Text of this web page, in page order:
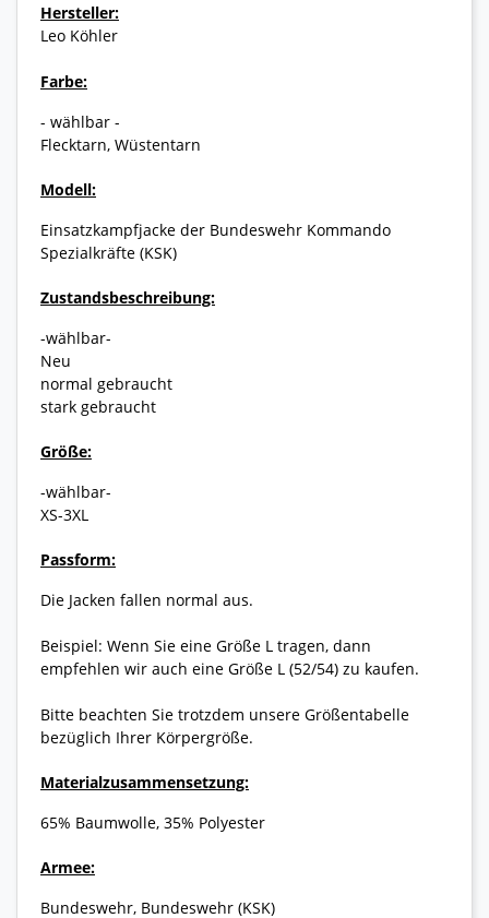
Hersteller:
Leo Köhler
Farbe:
- wählbar -
Flecktarn, Wüstentarn
Modell:
Einsatzkampfjacke der Bundeswehr Kommando
Spezialkräfte (KSK)
Zustandsbeschreibung:
-wählbar-
Neu
normal gebraucht
stark gebraucht
Größe:
-wählbar-
XS-3XL
Passform:
Die Jacken fallen normal aus.
Beispiel: Wenn Sie eine Größe L tragen, dann
empfehlen wir auch eine Größe L (52/54) zu kaufen.
Bitte beachten Sie trotzdem unsere Größentabelle
bezüglich Ihrer Körpergröße.
Materialzusammensetzung:
65% Baumwolle, 35% Polyester
Armee:
Bundeswehr, Bundeswehr (KSK)